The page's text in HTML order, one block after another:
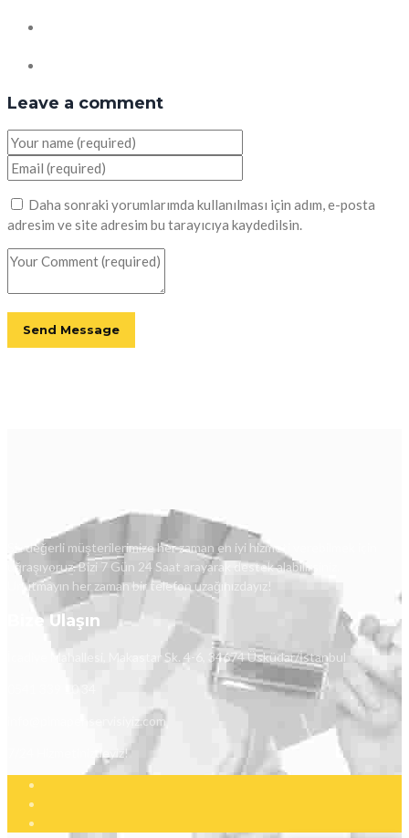
Leave a comment
Daha sonraki yorumlarımda kullanılması için adım, e-posta
adresim ve site adresim bu tarayıcıya kaydedilsin.
Siz değerli müşterilerimize her zaman en iyi hizmeti verebilmek için
uğraşıyoruz. Bizi 7 Gün 24 Saat arayarak destek alabilirsiniz.
Unutmayın her zaman bir telefon uzağınızdayız!
Bize Ulaşın
İcadiye Mahallesi, Makastar Sk. 4-6, 34674 Üsküdar/İstanbul
info@pimapenservisiyiz.com
7/24 Hizmetinizdeyiz!